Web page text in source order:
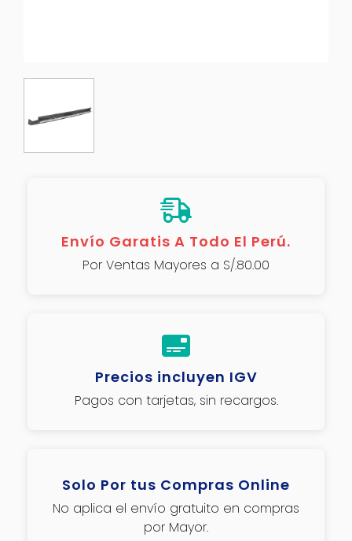
Envío Garatis A Todo El Perú.
Por Ventas Mayores a S/.80.00
Precios incluyen IGV
Pagos con tarjetas, sin recargos.
Solo Por tus Compras Online
No aplica el envío gratuito en compras
por Mayor.